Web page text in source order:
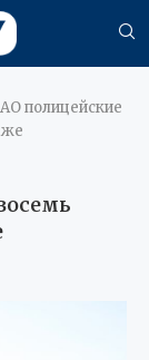
полицейские